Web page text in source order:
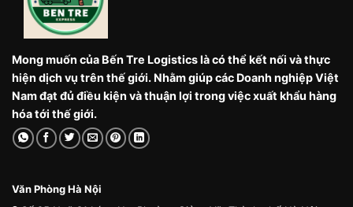
Mong muốn của Bến Tre Logistics là có thể kết nối và thực
hiện dịch vụ trên thế giới. Nhằm giúp các Doanh nghiệp Việt
Nam đạt đủ điều kiện và thuận lợi trong việc xuất khẩu hàng
hóa tới thế giới.
Văn Phòng Hà Nội